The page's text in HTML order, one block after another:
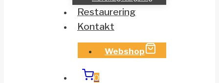
Restaurering
Kontakt
Webshop
0